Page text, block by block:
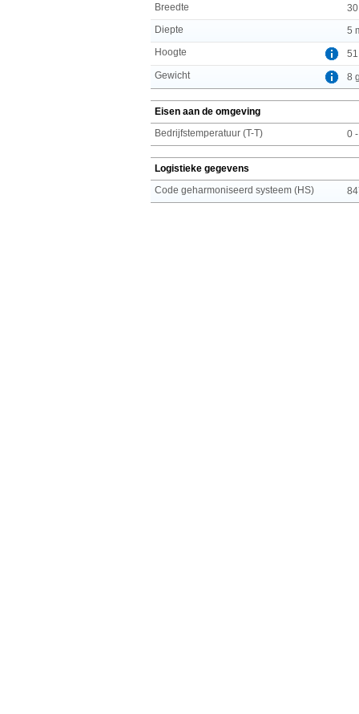
Breedte
Diepte
5
Hoogte
Gewicht
8
Eisen aan de omgeving
Bedrijfstemperatuur (T-T)
0
Logistieke gegevens
Code geharmoniseerd systeem (HS)